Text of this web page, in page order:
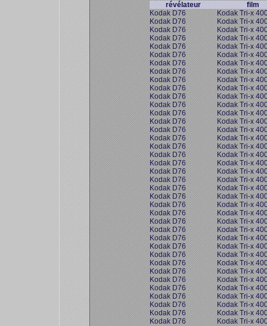
révélateur
film
Kodak D76
Kodak Tri-x
Kodak D76
Kodak Tri-x
Kodak D76
Kodak Tri-x
Kodak D76
Kodak Tri-x
Kodak D76
Kodak Tri-x
Kodak D76
Kodak Tri-x
Kodak D76
Kodak Tri-x
Kodak D76
Kodak Tri-x
Kodak D76
Kodak Tri-x
Kodak D76
Kodak Tri-x
Kodak D76
Kodak Tri-x
Kodak D76
Kodak Tri-x
Kodak D76
Kodak Tri-x
Kodak D76
Kodak Tri-x
Kodak D76
Kodak Tri-x
Kodak D76
Kodak Tri-x
Kodak D76
Kodak Tri-x
Kodak D76
Kodak Tri-x
Kodak D76
Kodak Tri-x
Kodak D76
Kodak Tri-x
Kodak D76
Kodak Tri-x
Kodak D76
Kodak Tri-x
Kodak D76
Kodak Tri-x
Kodak D76
Kodak Tri-x
Kodak D76
Kodak Tri-x
Kodak D76
Kodak Tri-x
Kodak D76
Kodak Tri-x
Kodak D76
Kodak Tri-x
Kodak D76
Kodak Tri-x
Kodak D76
Kodak Tri-x
Kodak D76
Kodak Tri-x
Kodak D76
Kodak Tri-x
Kodak D76
Kodak Tri-x
Kodak D76
Kodak Tri-x
Kodak D76
Kodak Tri-x
Kodak D76
Kodak Tri-x
Kodak D76
Kodak Tri-x
Kodak D76
Kodak Tri-x